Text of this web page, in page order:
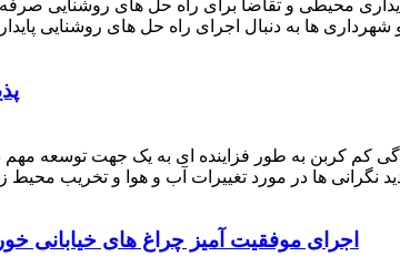
محیطی و تقاضا برای راه حل های روشنایی
کم کربن به طور فزاینده ای به یک جهت توسعه مهم
اجرای موفقیت آمیز چراغ های خیابانی